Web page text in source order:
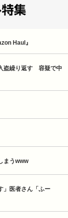
Haul』
盗繰り返す　容疑で中
まうwww
」医者さん「ふー